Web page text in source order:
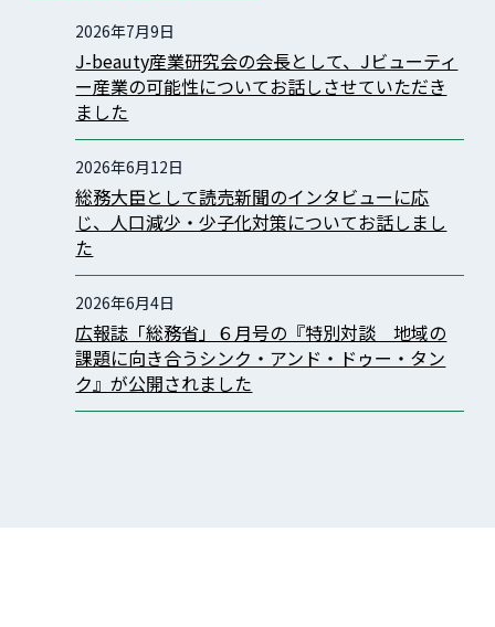
2026年7月9日
J-beauty産業研究会の会長として、Jビューティ
ー産業の可能性についてお話しさせていただき
ました
2026年6月12日
総務大臣として読売新聞のインタビューに応
じ、人口減少・少子化対策についてお話しまし
た
2026年6月4日
広報誌「総務省」６月号の『特別対談 地域の
課題に向き合うシンク・アンド・ドゥー・タン
ク』が公開されました